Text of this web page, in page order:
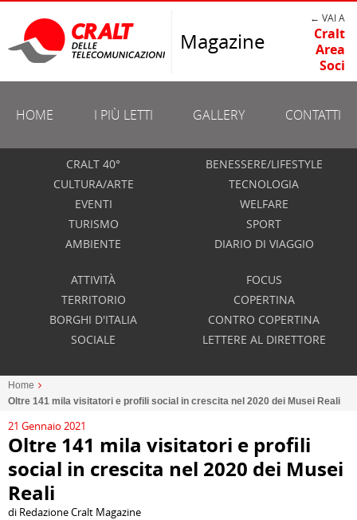
Magazine
← VAI A
Cralt
Area
Soci
HOME I PIÙ LETTI GALLERY CONTATTI
CRALT 40°
CULTURA/ARTE
EVENTI
TURISMO
AMBIENTE
BENESSERE/LIFESTYLE
TECNOLOGIA
WELFARE
SPORT
DIARIO DI VIAGGIO
ATTIVITÀ
TERRITORIO
BORGHI D'ITALIA
SOCIALE
FOCUS
COPERTINA
CONTRO COPERTINA
LETTERE AL DIRETTORE
Home
Oltre 141 mila visitatori e profili social in crescita nel 2020 dei Musei Reali
21 Gennaio 2021
Oltre 141 mila visitatori e profili
social in crescita nel 2020 dei Musei
Reali
di Redazione Cralt Magazine